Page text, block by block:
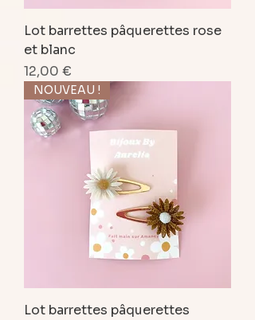
Lot barrettes pâquerettes rose
et blanc
Prix
12,00 €
NOUVEAU !
Lot barrettes pâquerettes